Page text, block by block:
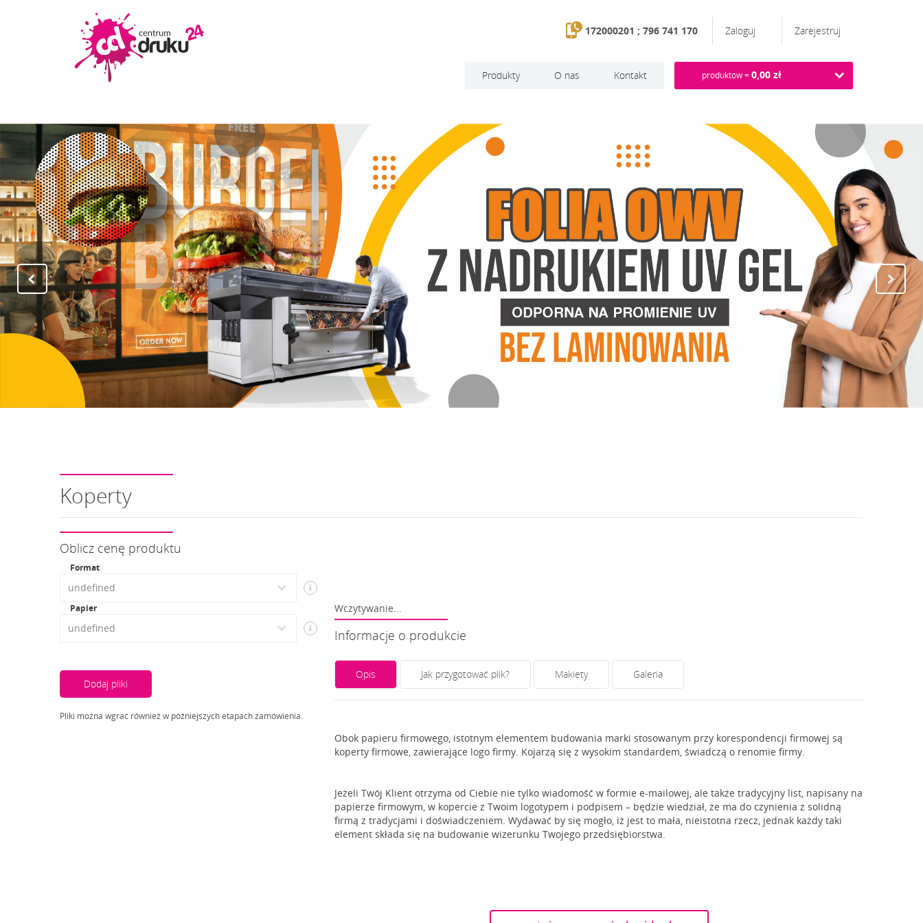
172000201 ; 796 741 170 Zaloguj Zarejestruj
produktów =0,00 zł
Produkty O nas Kontakt
Koperty
Oblicz cenę produktu
Format
i
Papier
i
Dodaj pliki
Pliki można wgrać również w późniejszych etapach zamówienia.
Wczytywanie...
Informacje o produkcie
Opis Jak przygotować plik? Makiety Galeria
Obok papieru firmowego, istotnym elementem budowania marki stosowanym przy korespondencji firmowej są
koperty firmowe, zawierające logo firmy. Kojarzą się z wysokim standardem, świadczą o renomie firmy.
Jeżeli Twój Klient otrzyma od Ciebie nie tylko wiadomość w formie e-mailowej, ale także tradycyjny list, napisany na
papierze firmowym, w kopercie z Twoim logotypem i podpisem – będzie wiedział, że ma do czynienia z solidną
firmą z tradycjami i doświadczeniem. Wydawać by się mogło, iż jest to mała, nieistotna rzecz, jednak każdy taki
element składa się na budowanie wizerunku Twojego przedsiębiorstwa.